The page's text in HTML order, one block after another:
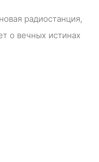
радиостанция,
о вечных истинах